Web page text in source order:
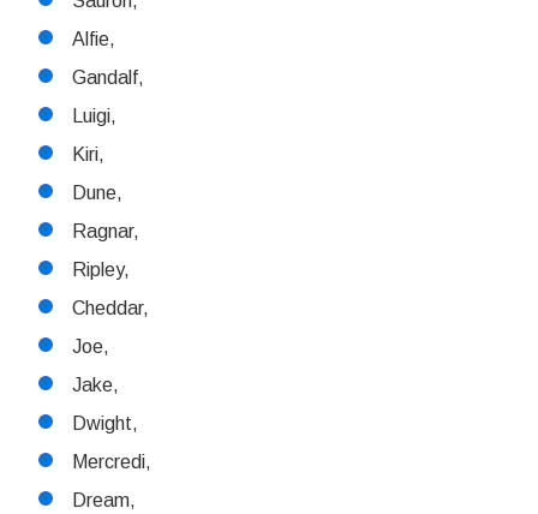
Alfie,
Gandalf,
Luigi,
Kiri,
Dune,
Ragnar,
Ripley,
Cheddar,
Joe,
Jake,
Dwight,
Mercredi,
Dream,